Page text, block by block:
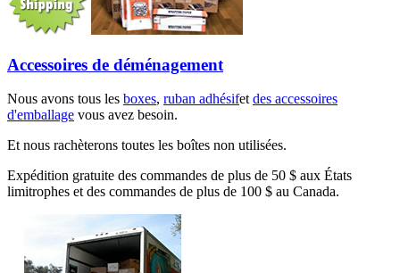
Accessoires de déménagement
Nous avons tous les boxes, ruban adhésifetdes accessoires
d'emballage vous avez besoin.
Et nous rachèterons toutes les boîtes non utilisées.
Expédition gratuite des commandes de plus de 50 $ aux États
limitrophes et des commandes de plus de 100 $ au Canada.